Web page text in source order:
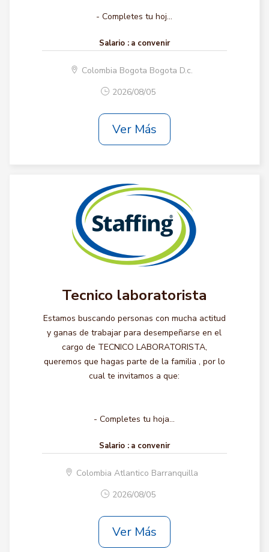
- Completes tu hoj...
Salario : a convenir
Colombia Bogota Bogota D.c.
2026/08/05
Ver Más
Tecnico laboratorista
Estamos buscando personas con mucha actitud
y ganas de trabajar para desempeñarse en el
cargo de TECNICO LABORATORISTA,
queremos que hagas parte de la familia , por lo
cual te invitamos a que:
- Completes tu hoja...
Salario : a convenir
Colombia Atlantico Barranquilla
2026/08/05
Ver Más